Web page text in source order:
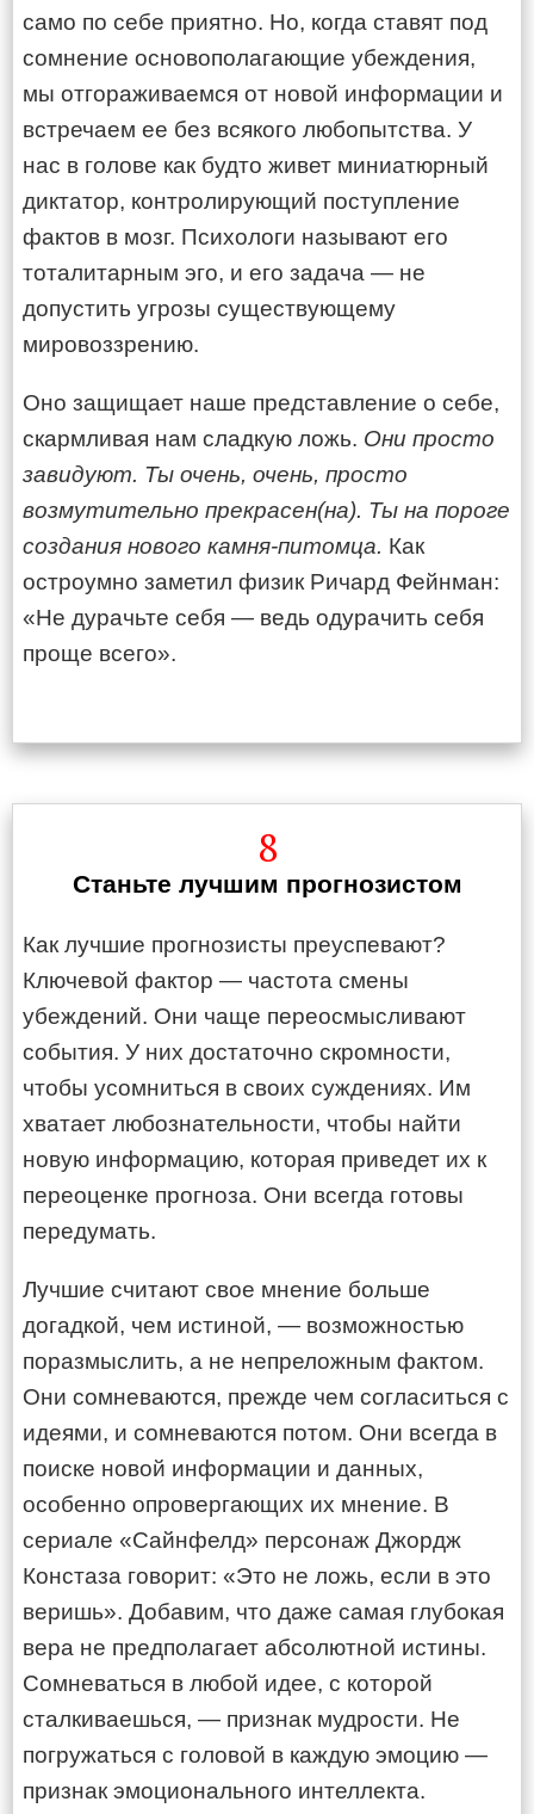
само по себе приятно. Но, когда ставят под
сомнение основополагающие убеждения,
мы отгораживаемся от новой информации и
встречаем ее без всякого любопытства. У
нас в голове как будто живет миниатюрный
диктатор, контролирующий поступление
фактов в мозг. Психологи называют его
тоталитарным эго, и его задача — не
допустить угрозы существующему
мировоззрению.
Оно защищает наше представление о себе,
скармливая нам сладкую ложь. Они просто
завидуют. Ты очень, очень, просто
возмутительно прекрасен(на). Ты на пороге
создания нового камня-питомца. Как
остроумно заметил физик Ричард Фейнман:
«Не дурачьте себя — ведь одурачить себя
проще всего».
8
Станьте лучшим прогнозистом
Как лучшие прогнозисты преуспевают?
Ключевой фактор — частота смены
убеждений. Они чаще переосмысливают
события. У них достаточно скромности,
чтобы усомниться в своих суждениях. Им
хватает любознательности, чтобы найти
новую информацию, которая приведет их к
переоценке прогноза. Они всегда готовы
передумать.
Лучшие считают свое мнение больше
догадкой, чем истиной, — возможностью
поразмыслить, а не непреложным фактом.
Они сомневаются, прежде чем согласиться с
идеями, и сомневаются потом. Они всегда в
поиске новой информации и данных,
особенно опровергающих их мнение. В
сериале «Сайнфелд» персонаж Джордж
Констаза говорит: «Это не ложь, если в это
веришь». Добавим, что даже самая глубокая
вера не предполагает абсолютной истины.
Сомневаться в любой идее, с которой
сталкиваешься, — признак мудрости. Не
погружаться с головой в каждую эмоцию —
признак эмоционального интеллекта.